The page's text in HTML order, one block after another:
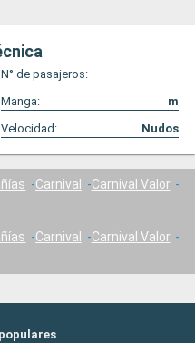
N° de pasajeros:
Manga:
m
Velocidad: Nudos
Carnival
Carnival Valor
Carnival
Carnival Valor